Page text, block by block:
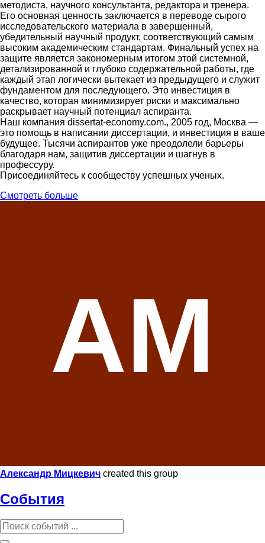
методиста, научного консультанта, редактора и тренера.
Его основная ценность заключается в переводе сырого
исследовательского материала в завершенный,
убедительный научный продукт, соответствующий самым
высоким академическим стандартам. Финальный успех на
защите является закономерным итогом этой системной,
детализированной и глубоко содержательной работы, где
каждый этап логически вытекает из предыдущего и служит
фундаментом для последующего. Это инвестиция в
качество, которая минимизирует риски и максимально
раскрывает научный потенциал аспиранта.
Наш компания dissertat-economy.com., 2005 год, Москва —
это помощь в написании диссертации, и инвестиция в ваше
будущее. Тысячи аспирантов уже преодолели барьеры
благодаря нам, защитив диссертации и шагнув в
профессуру.
Присоединяйтесь к сообществу успешных ученых.
Смотреть больше
АМ
Александр Мицкевич created this group
События